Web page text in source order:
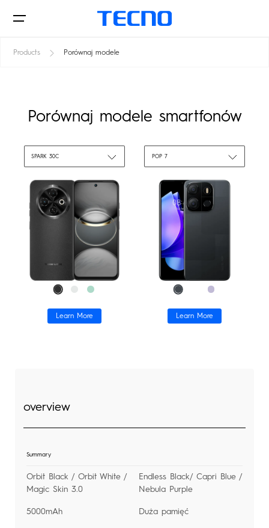
SPARK
ALL Porównaj modele​
Akcesoria
Aktualności
Gdzie kupić
Products Porównaj modele​
Porównaj modele smartfonów
SPARK 30C POP 7
Learn More Learn More
overview
Summary
Orbit Black / Orbit White /
Magic Skin 3.0
5000mAh
Endless Black/ Capri Blue /
Nebula Purple
Duża pamięć